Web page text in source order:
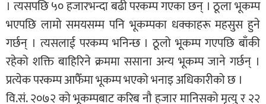
। त्यसपछि ५० हजारभन्दा बढी परकम्प गएका छन् । ठूला भूकम्प
भएपछि लामो समयसम्म पनि भूकम्पका धक्काहरू महसुस हुने
गर्छन् । त्यसलाई परकम्प भनिन्छ । ठूलो भूकम्प गएपछि बाँकी
रहेको शक्ति बाहिरिने क्रममा ससाना अन्य भूकम्प जाने गर्छन् ।
प्रत्येक परकम्प आफैँमा भूकम्प भएको भनाइ अधिकारीको छ ।
वि.सं. २०७२ को भूकम्पबाट करिब नौ हजार मानिसको मृत्यु र २२